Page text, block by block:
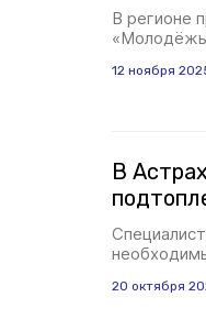
В регионе
12 ноября
В
20 октября